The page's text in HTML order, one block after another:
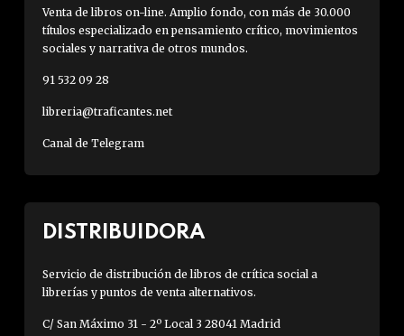
Venta de libros on-line. Amplio fondo, con más de 30.000
títulos especializado en pensamiento crítico, movimientos
sociales y narrativa de otros mundos.
91 532 09 28
libreria@traficantes.net
Canal de Telegram
DISTRIBUIDORA
Servicio de distribución de libros de crítica social a
librerías y puntos de venta alternativos.
C/ San Máximo 31 - 2º Local 3 28041 Madrid